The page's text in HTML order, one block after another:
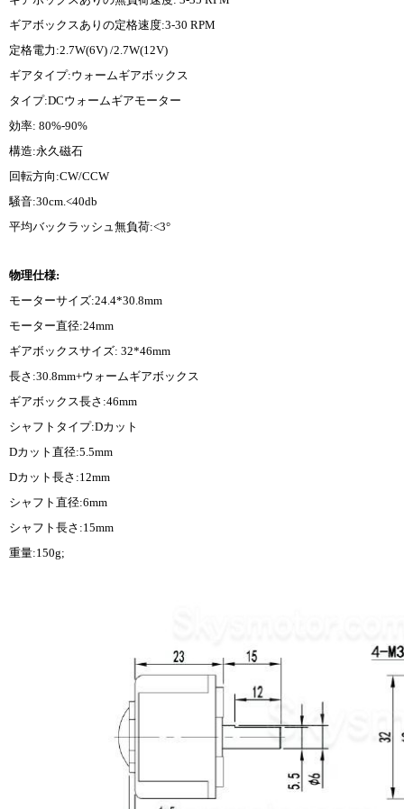
ギアボックスありの定格速度:3-30 RPM
定格電力:2.7W(6V) /2.7W(12V)
ギアタイプ:ウォームギアボックス
タイプ:DCウォームギアモーター
効率: 80%-90%
構造:永久磁石
回転方向:CW/CCW
騒音:30cm.<40db
平均バックラッシュ無負荷:<3°
物理仕様:
モーターサイズ:24.4*30.8mm
モーター直径:24mm
ギアボックスサイズ: 32*46mm
長さ:30.8mm+ウォームギアボックス
ギアボックス長さ:46mm
シャフトタイプ:Dカット
Dカット直径:5.5mm
Dカット長さ:12mm
シャフト直径:6mm
シャフト長さ:15mm
重量:150g;